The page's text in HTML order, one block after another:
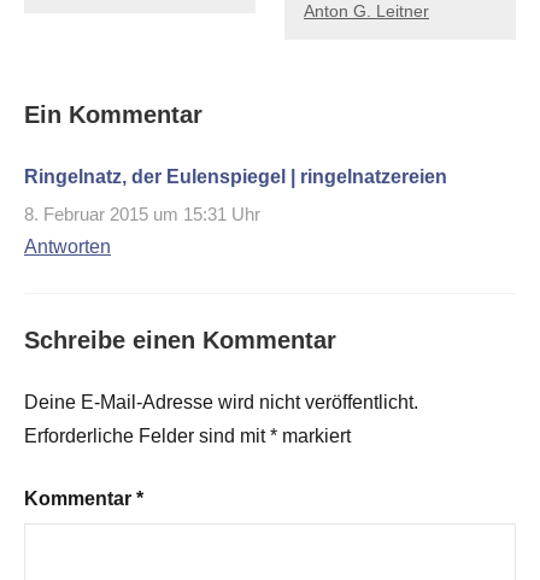
Anton G. Leitner
Ein Kommentar
Ringelnatz, der Eulenspiegel | ringelnatzereien
8. Februar 2015 um 15:31 Uhr
Antworten
Schreibe einen Kommentar
Deine E-Mail-Adresse wird nicht veröffentlicht.
Erforderliche Felder sind mit* markiert
Kommentar *